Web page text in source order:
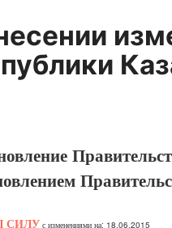
СИЛУ с изменениями на: 18.06.2015